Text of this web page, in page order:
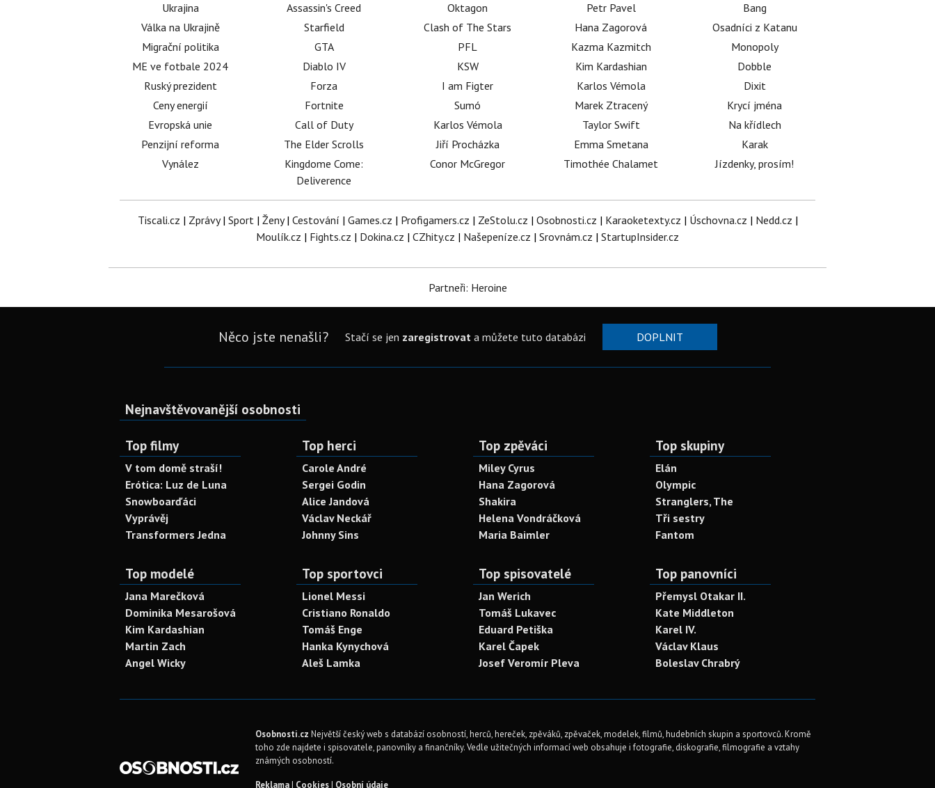
Ukrajina
Válka na Ukrajině
Migrační politika
ME ve fotbale 2024
Ruský prezident
Ceny energií
Evropská unie
Penzijní reforma
Vynález
Assassin's Creed
Starfield
GTA
Diablo IV
Forza
Fortnite
Call of Duty
The Elder Scrolls
Kingdome Come:
Deliverence
Oktagon
Clash of The Stars
PFL
KSW
I am Figter
Sumó
Karlos Vémola
Jiří Procházka
Conor McGregor
Petr Pavel
Hana Zagorová
Kazma Kazmitch
Kim Kardashian
Karlos Vémola
Marek Ztracený
Taylor Swift
Emma Smetana
Timothée Chalamet
Bang
Osadníci z Katanu
Monopoly
Dobble
Dixit
Krycí jména
Na křídlech
Karak
Jízdenky, prosím!
Tiscali.cz | Zprávy| Sport| Ženy| Cestování | Games.cz | Profigamers.cz | ZeStolu.cz | Osobnosti.cz | Karaoketexty.cz | Úschovna.cz | Nedd.cz |
Moulík.cz | Fights.cz | Dokina.cz | CZhity.cz | Našepeníze.cz | Srovnám.cz | StartupInsider.cz
Partneři: Heroine
Něco jste nenašli? Stačí se jen zaregistrovata můžete tuto databázi DOPLNIT
Nejnavštěvovanější osobnosti
Top filmy
V tom domě straší!
Erótica: Luz de Luna
Snowboarďáci
Vyprávěj
Transformers Jedna
Top herci
Carole André
Sergei Godin
Alice Jandová
Václav Neckář
Johnny Sins
Top zpěváci
Miley Cyrus
Hana Zagorová
Shakira
Helena Vondráčková
Maria Baimler
Top skupiny
Elán
Olympic
Stranglers, The
Tři sestry
Fantom
Top modelé
Jana Marečková
Dominika Mesarošová
Kim Kardashian
Martin Zach
Angel Wicky
Top sportovci
Lionel Messi
Cristiano Ronaldo
Tomáš Enge
Hanka Kynychová
Aleš Lamka
Top spisovatelé
Jan Werich
Tomáš Lukavec
Eduard Petiška
Karel Čapek
Josef Veromír Pleva
Top panovníci
Přemysl Otakar II.
Kate Middleton
Karel IV.
Václav Klaus
Boleslav Chrabrý
Osobnosti.cz Největší český web s databází osobností, herců, hereček, zpěváků, zpěvaček, modelek, filmů, hudebních skupin a sportovců. Kromě
toho zde najdete i spisovatele, panovníky a finančníky. Vedle užitečných informací web obsahuje i fotografie, diskografie, filmografie a vztahy
známých osobností.
Reklama| Cookies| Osobní údaje